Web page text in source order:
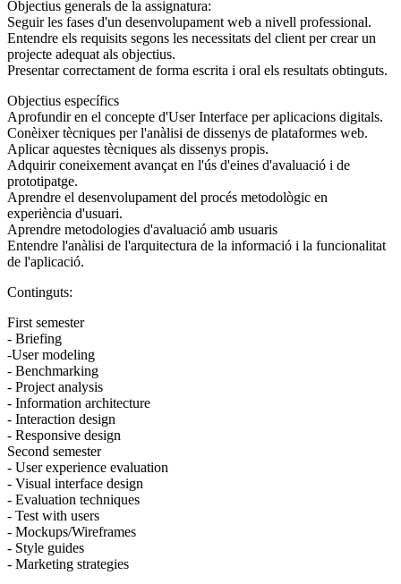
Objectius generals de la assignatura:
Seguir les fases d'un desenvolupament web a nivell professional.
Entendre els requisits segons les necessitats del client per crear un
projecte adequat als objectius.
Presentar correctament de forma escrita i oral els resultats obtinguts.
Objectius específics
Aprofundir en el concepte d'User Interface per aplicacions digitals.
Conèixer tècniques per l'anàlisi de dissenys de plataformes web.
Aplicar aquestes tècniques als dissenys propis.
Adquirir coneixement avançat en l'ús d'eines d'avaluació i de
prototipatge.
Aprendre el desenvolupament del procés metodològic en
experiència d'usuari.
Aprendre metodologies d'avaluació amb usuaris
Entendre l'anàlisi de l'arquitectura de la informació i la funcionalitat
de l'aplicació.
Continguts:
First semester
- Briefing
-User modeling
- Benchmarking
- Project analysis
- Information architecture
- Interaction design
- Responsive design
Second semester
- User experience evaluation
- Visual interface design
- Evaluation techniques
- Test with users
- Mockups/Wireframes
- Style guides
- Marketing strategies